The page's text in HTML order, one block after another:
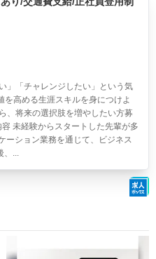
」「チャレンジしたい」という気
高める生涯スキルを身につけよ
、将来の選択肢を増やしたい方募
未経験からスタートした先輩が多
ーション業務を通じて、ビジネス
、...